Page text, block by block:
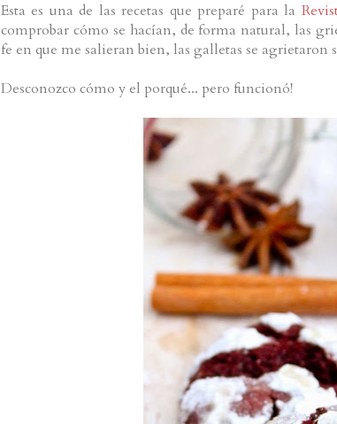
Esta es una de las recetas que preparé para la
comprobar cómo se hacían, de forma natural, las
fe en que me salieran bien, las galletas se agrietaron
Desconozco cómo y el porqué... pero funcionó!